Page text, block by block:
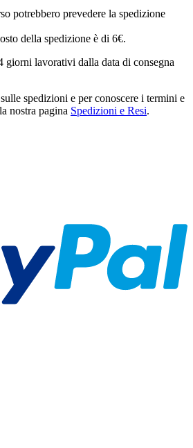
potrebbero prevedere la spedizione
della spedizione è di 6€.
giorni lavorativi dalla data di consegna
spedizioni e per conoscere i termini e
nostra pagina Spedizioni e Resi.